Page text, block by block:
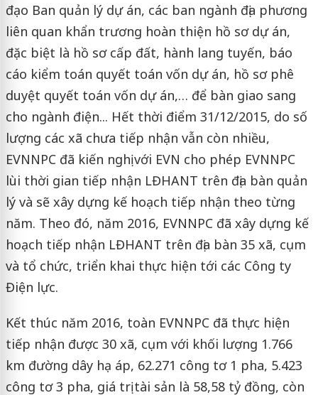
đạo Ban quản lý dự án, các ban ngành địa phương
liên quan khẩn trương hoàn thiện hồ sơ dự án,
đặc biệt là hồ sơ cấp đất, hành lang tuyến, báo
cáo kiểm toán quyết toán vốn dự án, hồ sơ phê
duyệt quyết toán vốn dự án,… để bàn giao sang
cho ngành điện... Hết thời điểm 31/12/2015, do số
lượng các xã chưa tiếp nhận vẫn còn nhiều,
EVNNPC đã kiến nghị với EVN cho phép EVNNPC
lùi thời gian tiếp nhận LĐHANT trên địa bàn quản
lý và sẽ xây dựng kế hoạch tiếp nhận theo từng
năm. Theo đó, năm 2016, EVNNPC đã xây dựng kế
hoạch tiếp nhận LĐHANT trên địa bàn 35 xã, cụm
và tổ chức, triển khai thực hiện tới các Công ty
Điện lực.
Kết thúc năm 2016, toàn EVNNPC đã thực hiện
tiếp nhận được 30 xã, cụm với khối lượng 1.766
km đường dây hạ áp, 62.271 công tơ 1 pha, 5.423
công tơ 3 pha, giá trị tài sản là 58,58 tỷ đồng, còn